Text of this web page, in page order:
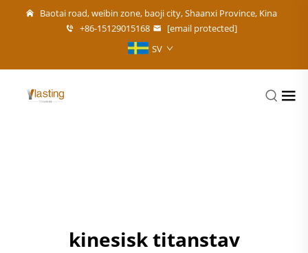
Baotai road, weibin zone, baoji city, Shaanxi Province, Kina
+86-15129015168
[email protected]
SV
kinesisk titanstav